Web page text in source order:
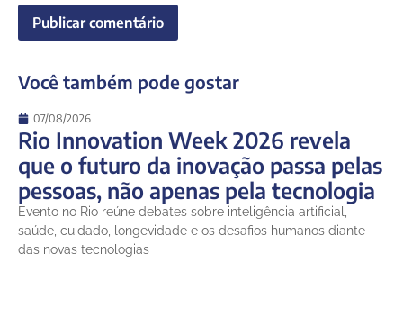
Você também pode gostar
07/08/2026
Rio Innovation Week 2026 revela
que o futuro da inovação passa pelas
pessoas, não apenas pela tecnologia
Evento no Rio reúne debates sobre inteligência artificial,
saúde, cuidado, longevidade e os desafios humanos diante
das novas tecnologias